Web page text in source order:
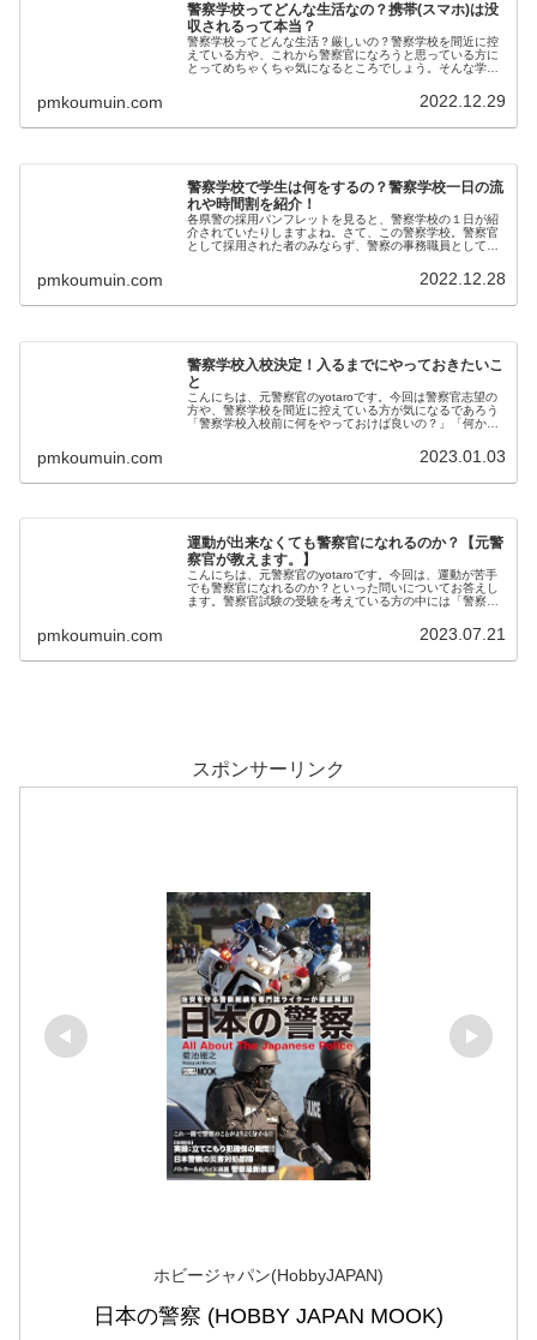
警察学校ってどんな生活なの？携帯(スマホ)は没
収されるって本当？
警察学校ってどんな生活？厳しいの？警察学校を間近に控
えている方や、これから警察官になろうと思っている方に
とってめちゃくちゃ気になるところでしょう。そんな学生
pmkoumuin.com 2022.12.29
警察学校で学生は何をするの？警察学校一日の流
れや時間割を紹介！
各県警の採用パンフレットを見ると、警察学校の１日が紹
介されていたりしますよね。さて、この警察学校。警察官
として採用された者のみならず、警察の事務職員として採
pmkoumuin.com 2022.12.28
警察学校入校決定！入るまでにやっておきたいこ
と
こんにちは、元警察官のyotaroです。今回は警察官志望の
方や、警察学校を間近に控えている方が気になるであろう
「警察学校入校前に何をやっておけば良いの？」「何か準
pmkoumuin.com 2023.01.03
運動が出来なくても警察官になれるのか？【元警
察官が教えます。】
こんにちは、元警察官のyotaroです。今回は、運動が苦手
でも警察官になれるのか？といった問いについてお答えし
ます。警察官試験の受験を考えている方の中には「警察の
pmkoumuin.com 2023.07.21
スポンサーリンク
ホビージャパン(HobbyJAPAN)
日本の警察 (HOBBY JAPAN MOOK)